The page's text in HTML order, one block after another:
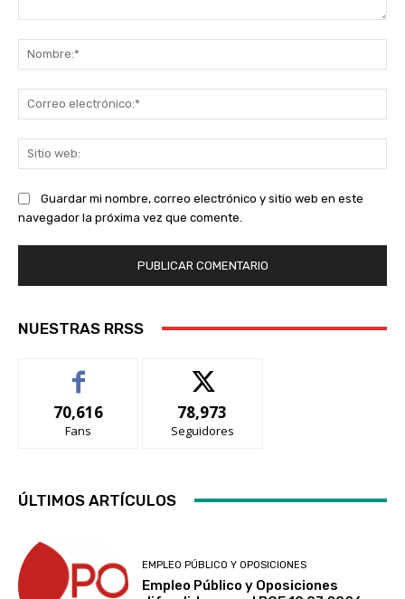
Guardar mi nombre, correo electrónico y sitio web en este
navegador la próxima vez que comente.
NUESTRAS RRSS
70,616
Fans
78,973
Seguidores
ÚLTIMOS ARTÍCULOS
EMPLEO PÚBLICO Y OPOSICIONES
Empleo Público y Oposiciones